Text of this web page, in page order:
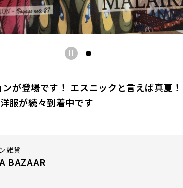
が登場です！ エスニックと言えば真夏
服が続々到着中です
雑貨
BAZAAR